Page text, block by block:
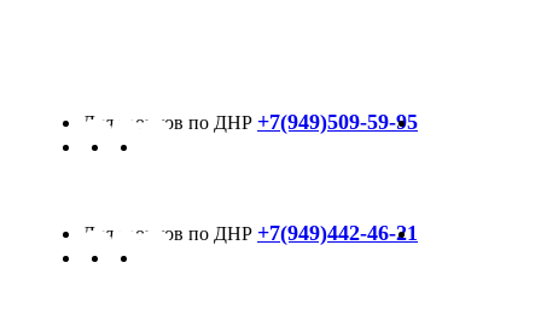
+7(949)509-59-95
+7(949)442-46-21